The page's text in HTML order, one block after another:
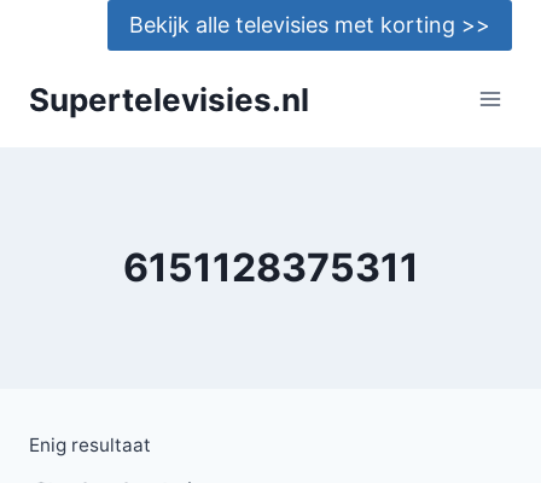
Bekijk alle televisies met korting >>
Supertelevisies.nl
6151128375311
Enig resultaat